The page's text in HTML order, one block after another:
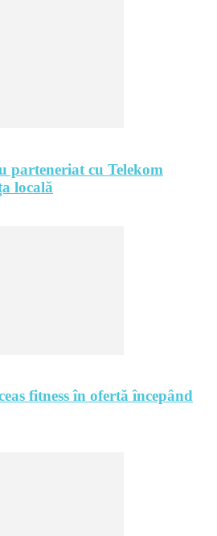
parteneriat cu Telekom
locală
fitness în ofertă începând